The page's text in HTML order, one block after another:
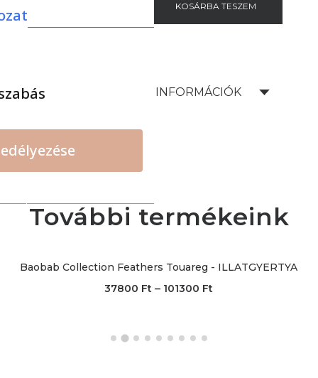
KOSÁRBA TESZEM
SZÁLLÍTÁSI INFORMÁCIÓK
További termékeink
Baobab Collection Feathers Touareg - ILLATGYERTYA
37800 Ft – 101300 Ft